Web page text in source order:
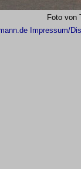
Foto von
Impressum/